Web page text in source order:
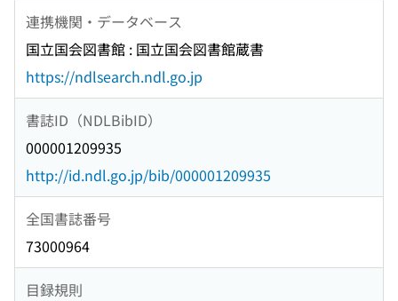
連携機関・データベース
国立国会図書館 : 国立国会図書館蔵書
https://ndlsearch.ndl.go.jp
書誌ID（NDLBibID）
000001209935
http://id.ndl.go.jp/bib/000001209935
全国書誌番号
73000964
目録規則